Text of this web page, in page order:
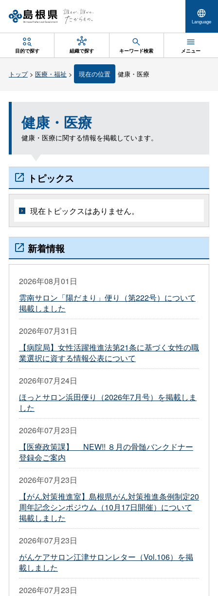
Language
目的で探す 組織で探す キーワード検索 メニュー
トップ> 医療・福祉 > 現在の位置 健康・医療
健康・医療
健康・医療に関する情報を掲載しています。
トピックス
現在トピックスはありません。
新着情報
2026年08月01日
雲南サロン「陽だまり」便り（第222号）について
掲載しました
2026年07月31日
【病院局】女性活躍推進法第21条に基づく女性の職
業選択に資する情報公表について
2026年07月24日
ほっとサロン浜田便り（2026年7月号）を掲載しま
した
2026年07月23日
【医療政策課】 NEW!! ８月の骨髄バンクドナー
登録会ご案内
2026年07月23日
【がん対策推進室】島根県がん対策推進条例制定20
周年記念シンポジウム（10月17日開催）について
掲載しました
2026年07月23日
がんケアサロン江津サロンレター（Vol.106）を掲
載しました
2026年07月23日